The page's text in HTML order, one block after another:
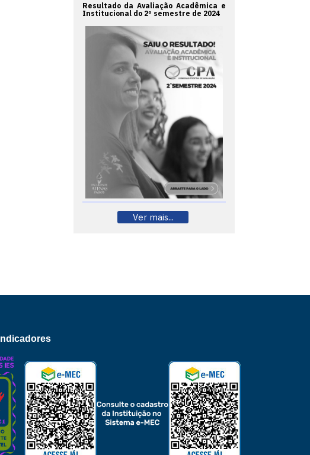
Resultado da Avaliação Acadêmica e
Institucional do 2º semestre de 2024
Ver mais...
Indicadores